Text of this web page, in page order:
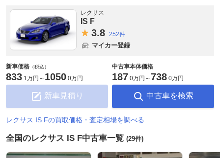
レクサス
IS F
3.8 252件
マイカー登録
新車価格 （税込）
833.1万円 ～ 1050.0万円
新車見積り
中古車本体価格
187.0万円 ～738.0万円
中古車を検索
レクサス IS Fの買取価格・査定相場を調べる
全国のレクサス IS F中古車一覧 (29件)